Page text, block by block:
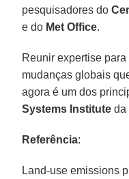
pesquisadores do
e do Met Office.
Reunir expertise
mudanças globais
agora é um dos
Systems Institute da
Referência:
Land-use emissions